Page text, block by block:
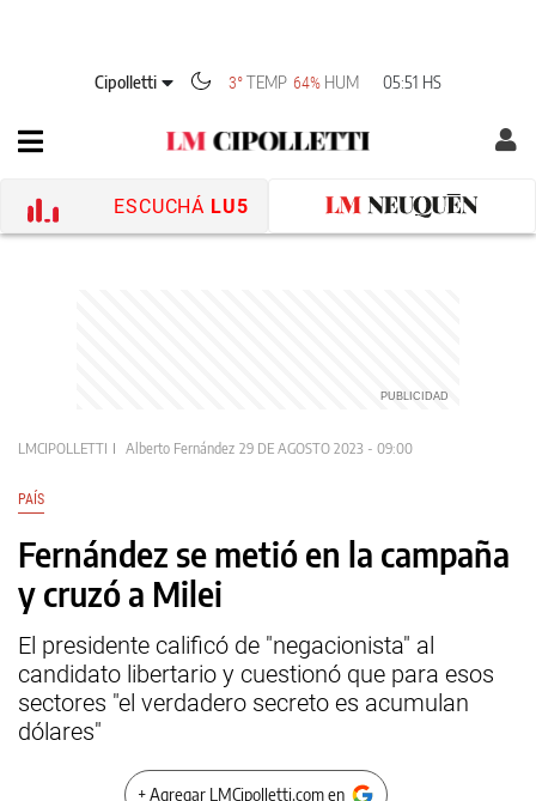
Cipolletti 3° TEMP 64% HUM 05:51 HS
ESCUCHÁ LU5
LMCIPOLLETTI Alberto Fernández 29 DE AGOSTO 2023 - 09:00
PAÍS
Fernández se metió en la campaña
y cruzó a Milei
El presidente calificó de "negacionista" al
candidato libertario y cuestionó que para esos
sectores "el verdadero secreto es acumulan
dólares"
+ Agregar LMCipolletti.com en